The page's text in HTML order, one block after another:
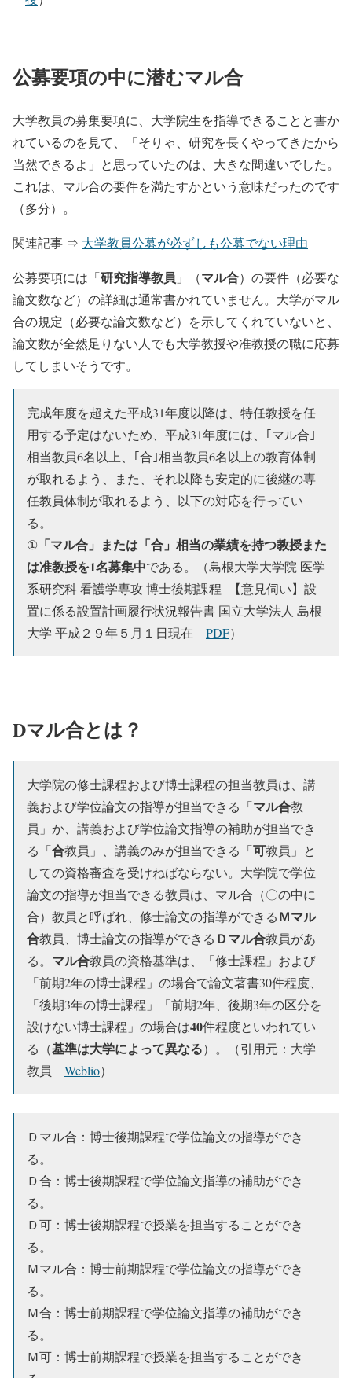
公募要項の中に潜むマル合
大学教員の募集要項に、大学院生を指導できることと書か
れているのを見て、「そりゃ、研究を長くやってきたから
当然できるよ」と思っていたのは、大きな間違いでした。
これは、マル合の要件を満たすかという意味だったのです
（多分）。
関連記事 ⇒ 大学教員公募が必ずしも公募でない理由
公募要項には「研究指導教員 」（マル合）の要件（必要な
論文数など）の詳細は通常書かれていません。大学がマル
合の規定（必要な論文数など）を示してくれていないと、
論文数が全然足りない人でも大学教授や准教授の職に応募
してしまいそうです。
完成年度を超えた平成31年度以降は、特任教授を任
用する予定はないため、平成31年度には、｢マル合｣
相当教員6名以上、｢合｣相当教員6名以上の教育体制
が取れるよう、また、それ以降も安定的に後継の専
任教員体制が取れるよう、以下の対応を行ってい
る。
① 「マル合」または「合」相当の業績を持つ教授また
は准教授を1名募集中である。（島根大学大学院 医学
系研究科 看護学専攻 博士後期課程 【意見伺い】設
置に係る設置計画履行状況報告書 国立大学法人 島根
大学 平成２９年５月１日現在 PDF）
Dマル合とは？
大学院の修士課程および博士課程の担当教員は、講
義および学位論文の指導が担当できる「マル合教
員」か、講義および学位論文指導の補助が担当でき
る「合教員」、講義のみが担当できる「可教員」と
しての資格審査を受けねばならない。大学院で学位
論文の指導が担当できる教員は、マル合（〇の中に
合）教員と呼ばれ、修士論文の指導ができるＭマル
合教員、博士論文の指導ができる Ｄマル合教員があ
る。 マル合教員の資格基準は、「修士課程」および
「前期2年の博士課程」の場合で論文著書30件程度、
「後期3年の博士課程」「前期2年、後期3年の区分を
設けない博士課程」の場合は40件程度といわれてい
る（基準は大学によって異なる）。（引用元：大学
教員 Weblio）
Ｄマル合：博士後期課程で学位論文の指導ができ
る。
Ｄ合：博士後期課程で学位論文指導の補助ができ
る。
Ｄ可：博士後期課程で授業を担当することができ
る。
Ｍマル合：博士前期課程で学位論文の指導ができ
る。
Ｍ合：博士前期課程で学位論文指導の補助ができ
る。
Ｍ可：博士前期課程で授業を担当することができ